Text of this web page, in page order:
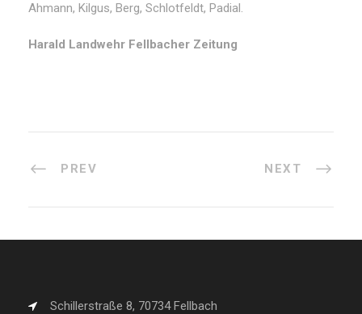
Ahmann, Kilgus, Berg, Schlotfeldt, Padial.
Harald Landwehr Fellbacher Zeitung
PREV NEXT
Schillerstraße 8, 70734 Fellbach